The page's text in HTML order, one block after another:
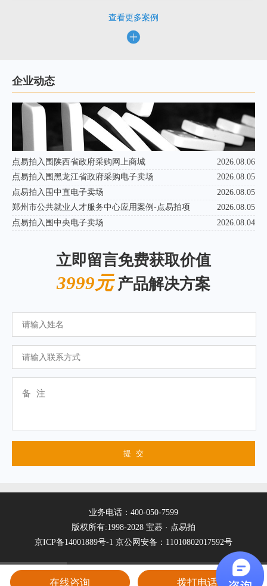
查看更多案例
企业动态
点易拍入围陕西省政府采购网上商城
2026.08.06
点易拍入围黑龙江省政府采购电子卖场
2026.08.05
点易拍入围中直电子卖场
2026.08.05
郑州市公共就业人才服务中心应用案例-点易拍项
2026.08.05
点易拍入围中央电子卖场
2026.08.04
立即留言免费获取价值
3999元产品解决方案
业务电话：400-050-7599
版权所有:1998-2028 宝碁 · 点易拍
京ICP备14001889号-1 京公网安备：11010802017592号
在线咨询 拨打电话